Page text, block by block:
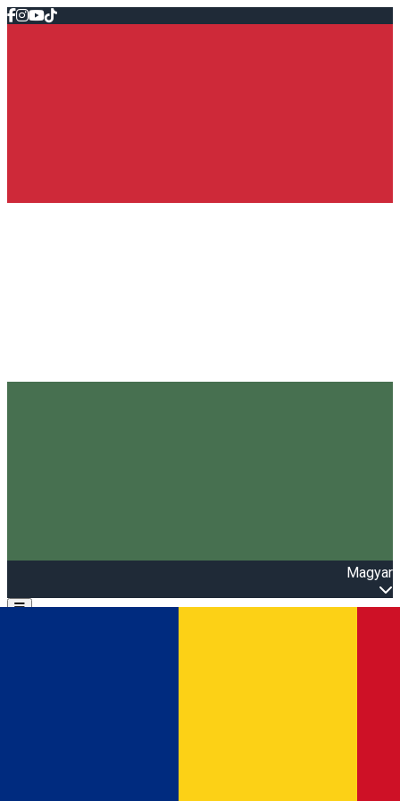
Magyar
Open main menu